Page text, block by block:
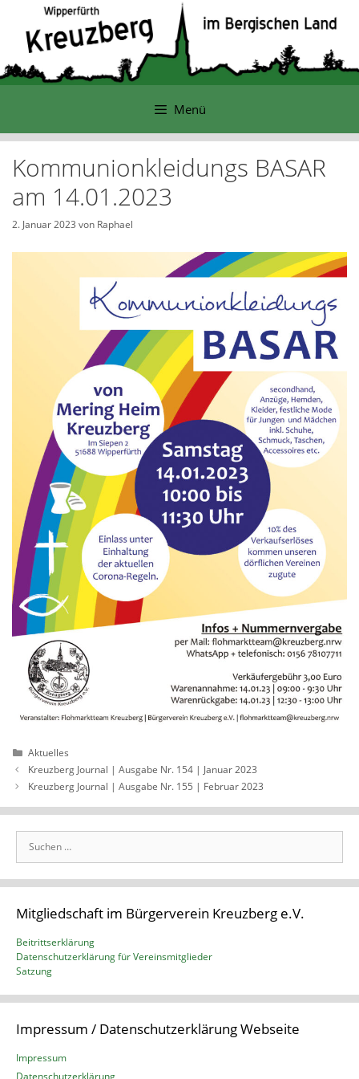
springen
Menü
Kommunionkleidungs BASAR
am 14.01.2023
2. Januar 2023 von Raphael
Kategorien
Aktuelles
Kreuzberg Journal | Ausgabe Nr. 154 | Januar 2023
Kreuzberg Journal | Ausgabe Nr. 155 | Februar 2023
nach:
Mitgliedschaft im Bürgerverein Kreuzberg e.V.
Beitrittserklärung
Datenschutzerklärung für Vereinsmitglieder
Satzung
Impressum / Datenschutzerklärung Webseite
Impressum
Datenschutzerklärung